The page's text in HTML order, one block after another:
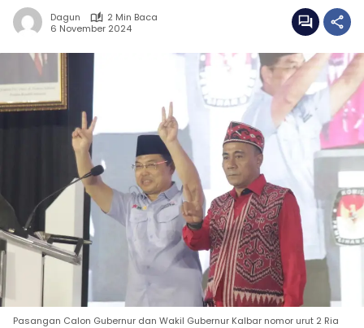
Dagun
2 Min Baca
6 November 2024
Pasangan Calon Gubernur dan Wakil Gubernur Kalbar nomor urut 2 Ria